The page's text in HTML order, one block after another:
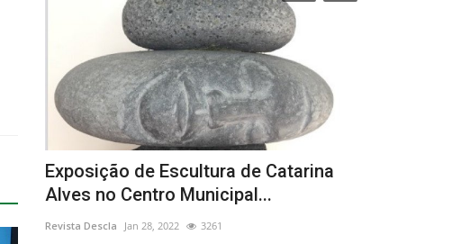
Exposição de Escultura de Catarina
Alves no Centro Municipal...
Revista Descla Jan 28, 2022 3261